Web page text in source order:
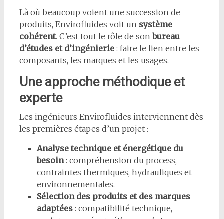
Là où beaucoup voient une succession de
produits, Envirofluides voit un système
cohérent. C’est tout le rôle de sonbureau
d’études et d’ingénierie: faire le lien entre les
composants, les marques et les usages.
Une approche méthodique et
experte
Les ingénieurs Envirofluides interviennent dès
les premières étapes d’un projet :
Analyse technique et énergétique du
besoin: compréhension du process,
contraintes thermiques, hydrauliques et
environnementales.
Sélection des produits et des marques
adaptées: compatibilité technique,